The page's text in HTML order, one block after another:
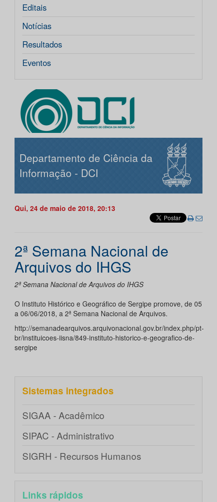
Editais
Notícias
Resultados
Eventos
Departamento de Ciência da
Informação - DCI
Qui, 24 de maio de 2018, 20:13
2ª Semana Nacional de
Arquivos do IHGS
2ª Semana Nacional de Arquivos do IHGS
O Instituto Histórico e Geográfico de Sergipe promove, de 05
a 06/06/2018, a 2ª Semana Nacional de Arquivos.
http://semanadearquivos.arquivonacional.gov.br/index.php/pt-
br/instituicoes-iisna/849-instituto-historico-e-geografico-de-
sergipe
Sistemas integrados
SIGAA - Acadêmico
SIPAC - Administrativo
SIGRH - Recursos Humanos
Links rápidos